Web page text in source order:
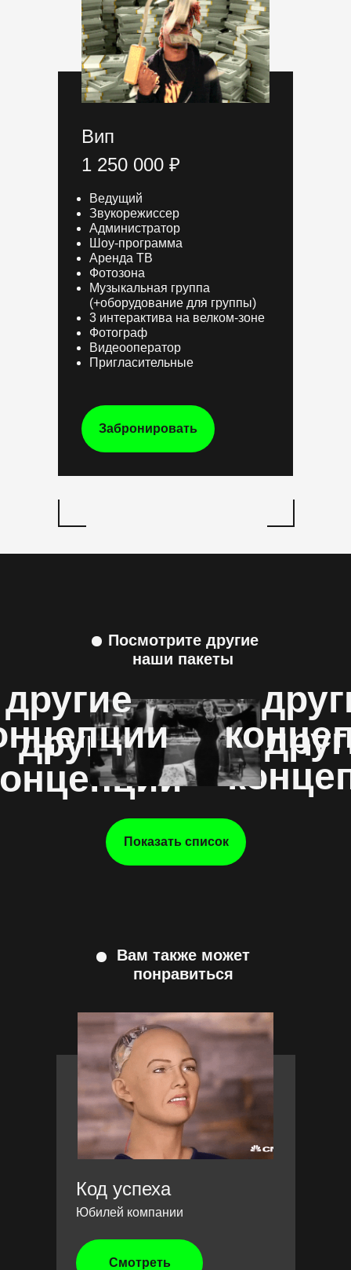
Вип
1 250 000 ₽
Ведущий
Звукорежиссер
Администратор
Шоу-программа
Аренда ТВ
Фотозона
Музыкальная группа
(+оборудование для группы)
3 интерактива на велком-зоне
Фотограф
Видеооператор
Пригласительные
Забронировать
Посмотрите другие
наши пакеты
другие
Показать список
другие
Вам также может
понравиться
Код успеха
Смотреть
Юбилей компании